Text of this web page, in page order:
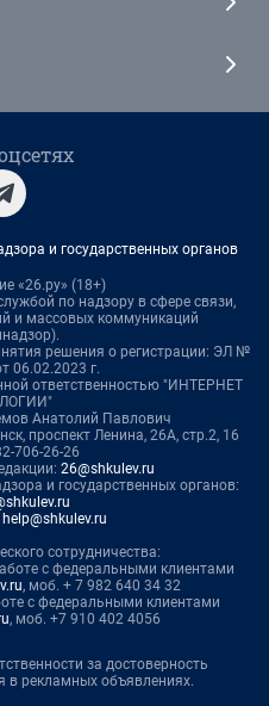
и государственных органов
«26.ру» (18+)
по надзору в сфере связи,
и массовых коммуникаций
решения о регистрации: ЭЛ №
06.02.2023 г.
ответственностью "ИНТЕРНЕТ
Анатолий Павлович
проспект Ленина, 26А, стр.2, 16
706-26-26
26@shkulev.ru
и государственных органов:
help@shkulev.ru
сотрудничества:
с федеральными клиентами
, моб. + 7 982 640 34 32
с федеральными клиентами
, моб. +7 910 402 4056
за достоверность
рекламных объявлениях.